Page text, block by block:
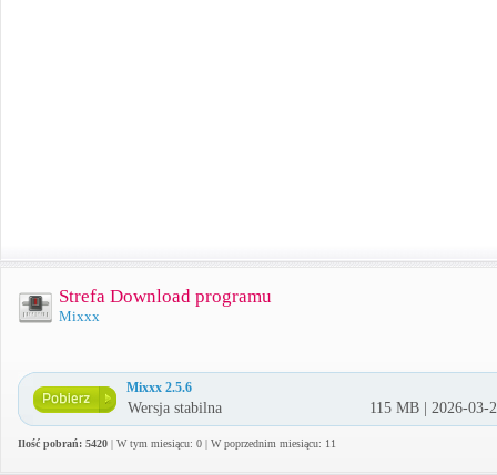
Strefa Download programu
Mixxx
Mixxx 2.5.6
Wersja stabilna 115 MB | 2026-03-
Ilość pobrań: 5420 | W tym miesiącu: 0 | W poprzednim miesiącu: 11